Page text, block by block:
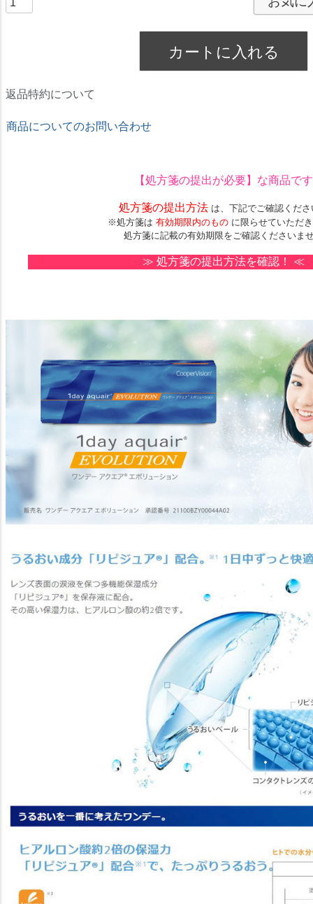
カートに入れる
返品特約について
商品についてのお問い合わせ
【処方箋の提出が必要】 な商品です
処方箋の提出方法 は、下記でご確認くださ
※処方箋は 有効期限内のもの に限らせていただ
処方箋に記載の有効期限をご確認くださいま
≫ 処方箋の提出方法を確認！ ≪